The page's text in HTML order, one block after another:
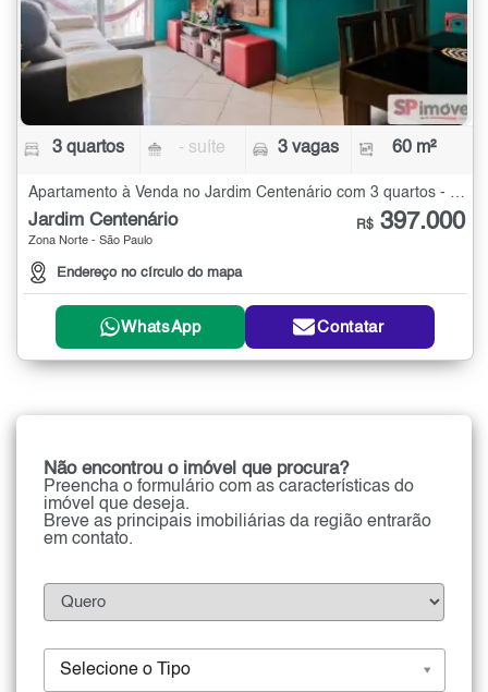
3 quartos - suíte 3 vagas 60 m²
Apartamento à Venda no Jardim Centenário com 3 quartos - 60 m²
Jardim Centenário
Zona Norte - São Paulo
Endereço no círculo do mapa
R$ 397.000
WhatsApp Contatar
Não encontrou o imóvel que procura?
Preencha o formulário com as características do
imóvel que deseja.
Breve as principais imobiliárias da região entrarão
em contato.
Selecione o Tipo